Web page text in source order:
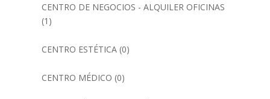
CENTRO DE NEGOCIOS - ALQUILER OFICINAS
(1)
CENTRO ESTÉTICA(0)
CENTRO MÉDICO (0)